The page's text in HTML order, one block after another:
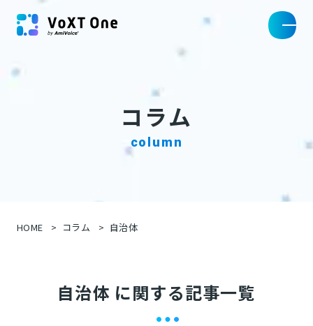
コラム
column
HOME コラム 自治体
自治体 に関する記事一覧